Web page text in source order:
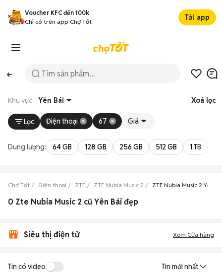
Voucher KFC đến 100k
Chỉ có trên app Chợ Tốt
Tải app
Khu vực: Yên Bái Xoá lọc
Lọc Điện thoại 67 Giá
Dung lượng: 64 GB 128 GB 256 GB 512 GB 1 TB
Chợ Tốt Điện thoại ZTE ZTE Nubia Music 2 ZTE Nubia Music 2 Yên
0 Zte Nubia Music 2 cũ Yên Bái đẹp
Siêu thị điện tử Xem Cửa hàng
Tin có video Tin mới nhất